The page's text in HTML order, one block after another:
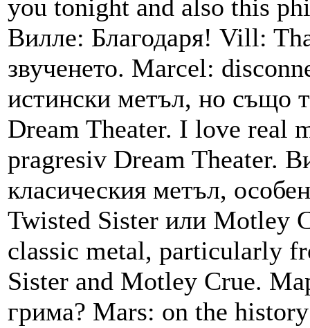
you tonight and also this
Вилле: Благодаря! Vill:
звученето. Marcel:
истински метъл, но също
Dream Theater. I love real
pragresiv Dream Theater.
класическия метъл,
Twisted Sister или Motley
classic metal, particularly
Sister and Motley Crue.
грима? Mars: on the